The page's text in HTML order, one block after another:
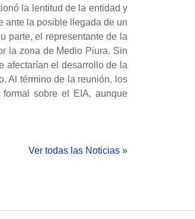
la lentitud de la entidad y
ante la posible llegada de un
parte, el representante de la
la zona de Medio Piura. Sin
afectarían el desarrollo de la
Al término de la reunión, los
sobre el EIA, aunque
Ver todas las Noticias »